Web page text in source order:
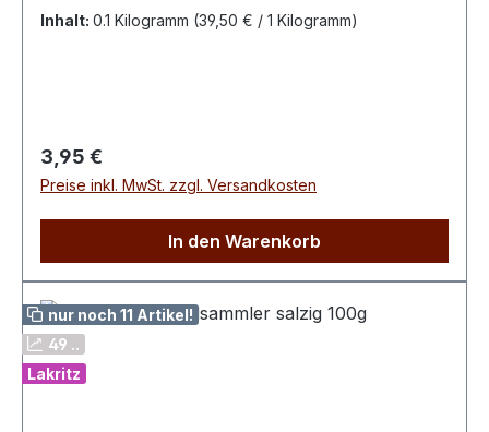
Trennmittel (Talkum), Glukosesirup, Farbstoff
Kohlenhydrate 89,6 g davon Zucker 87,8 g
Eiweiß 0,01 g Salz 0,03 g
Inhalt: 0.1 Kilogramm (39,50 € / 1 Kilogramm)
Regulärer Preis:
3,95 €
Preise inkl. MwSt. zzgl. Versandkosten
In den Warenkorb
nur noch 11 Artikel!
49 ..
Lakritz